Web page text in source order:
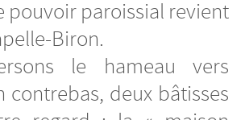
pouvoir paroissial revient
Biron.
le hameau vers
contrebas, deux bâtisses